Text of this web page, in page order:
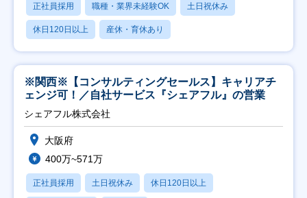
正社員採用 職種・業界未経験OK 土日祝休み
休日120日以上 産休・育休あり
※関西※【コンサルティングセールス】キャリアチ
ェンジ可！／自社サービス『シェアフル』の営業
シェアフル株式会社
大阪府
400万~571万
正社員採用 土日祝休み 休日120日以上